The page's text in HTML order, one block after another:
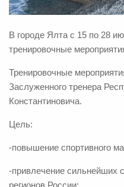
В городе Ялта с 15 по 28
тренировочные
Тренировочные
Заслуженного тренера
Константиновича.
Цель:
-повышение спортивного
-привлечение сильнейших
регионов России;